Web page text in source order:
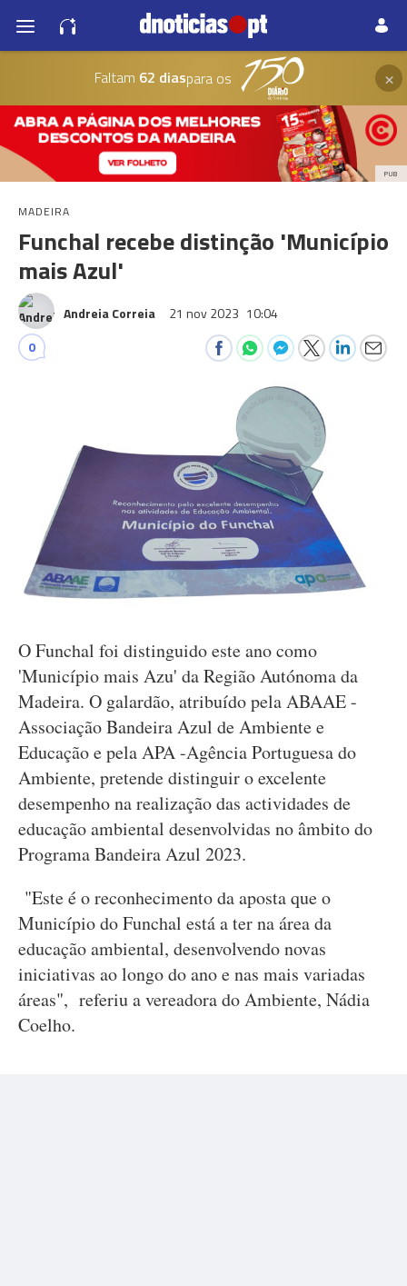
Faltam 62 diaspara os ×
PUB
MADEIRA
Funchal recebe distinção 'Município
mais Azul'
Andreia Correia 21 nov 2023 10:04
0
O Funchal foi distinguido este ano como
'Município mais Azu' da Região Autónoma da
Madeira. O galardão, atribuído pela ABAAE -
Associação Bandeira Azul de Ambiente e
Educação e pela APA -Agência Portuguesa do
Ambiente, pretende distinguir o excelente
desempenho na realização das actividades de
educação ambiental desenvolvidas no âmbito do
Programa Bandeira Azul 2023.
"Este é o reconhecimento da aposta que o
Município do Funchal está a ter na área da
educação ambiental, desenvolvendo novas
iniciativas ao longo do ano e nas mais variadas
áreas", referiu a vereadora do Ambiente, Nádia
Coelho.